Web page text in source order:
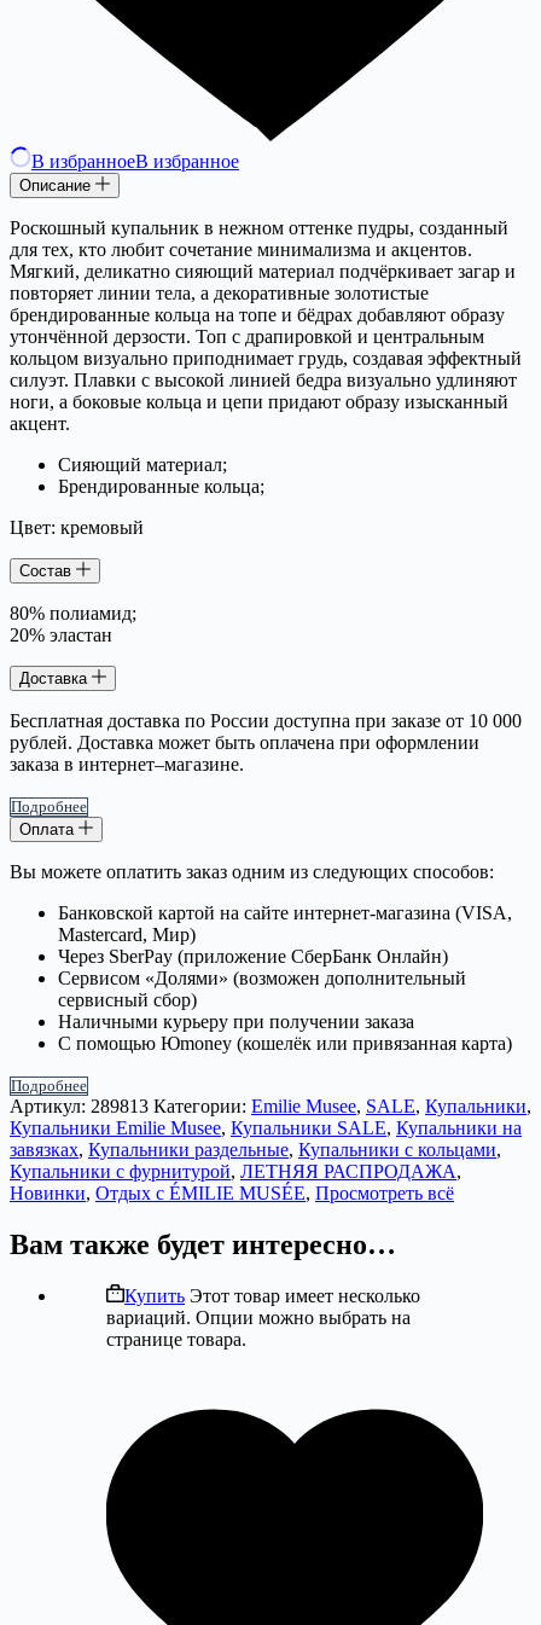
В избранноеВ избранное
Описание
Роскошный купальник в нежном оттенке пудры, созданный
для тех, кто любит сочетание минимализма и акцентов.
Мягкий, деликатно сияющий материал подчёркивает загар и
повторяет линии тела, а декоративные золотистые
брендированные кольца на топе и бёдрах добавляют образу
утончённой дерзости. Топ с драпировкой и центральным
кольцом визуально приподнимает грудь, создавая эффектный
силуэт. Плавки с высокой линией бедра визуально удлиняют
ноги, а боковые кольца и цепи придают образу изысканный
акцент.
Сияющий материал;
Брендированные кольца;
Цвет: кремовый
Состав
80% полиамид;
20% эластан
Доставка
Бесплатная доставка по России доступна при заказе от 10 000
рублей. Доставка может быть оплачена при оформлении
заказа в интернет–магазине.
Подробнее
Оплата
Вы можете оплатить заказ одним из следующих способов:
Банковской картой на сайте интернет-магазина (VISA,
Mastercard, Мир)
Через SberPay (приложение СберБанк Онлайн)
Сервисом «Долями» (возможен дополнительный
сервисный сбор)
Наличными курьеру при получении заказа
С помощью Юmoney (кошелёк или привязанная карта)
Подробнее
Артикул: 289813 Категории: Emilie Musee, SALE, Купальники,
Купальники Emilie Musee, Купальники SALE, Купальники на
завязках, Купальники раздельные, Купальники с кольцами,
Купальники с фурнитурой, ЛЕТНЯЯ РАСПРОДАЖА,
Новинки, Отдых с ÉMILIE MUSÉE, Просмотреть всё
Вам также будет интересно…
Купить Этот товар имеет несколько
вариаций. Опции можно выбрать на
странице товара.